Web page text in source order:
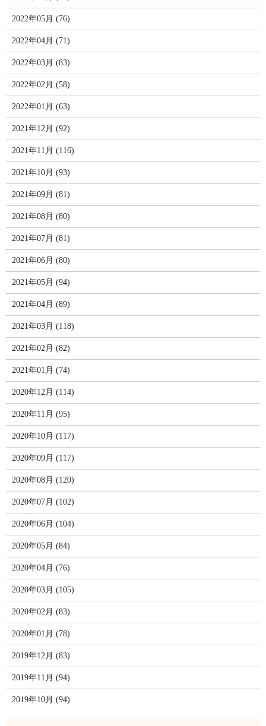
2022年05月 (76)
2022年04月 (71)
2022年03月 (83)
2022年02月 (58)
2022年01月 (63)
2021年12月 (92)
2021年11月 (116)
2021年10月 (93)
2021年09月 (81)
2021年08月 (80)
2021年07月 (81)
2021年06月 (80)
2021年05月 (94)
2021年04月 (89)
2021年03月 (118)
2021年02月 (82)
2021年01月 (74)
2020年12月 (114)
2020年11月 (95)
2020年10月 (117)
2020年09月 (117)
2020年08月 (120)
2020年07月 (102)
2020年06月 (104)
2020年05月 (84)
2020年04月 (76)
2020年03月 (105)
2020年02月 (83)
2020年01月 (78)
2019年12月 (83)
2019年11月 (94)
2019年10月 (94)